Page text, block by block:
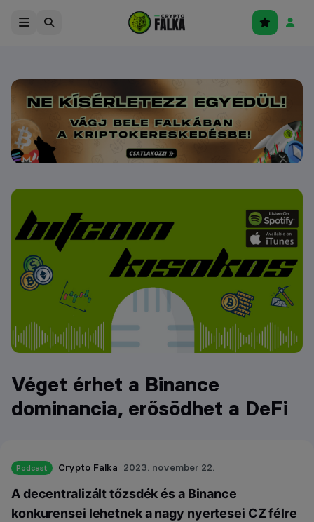
Véget érhet a Binance
dominancia, erősödhet a DeFi
Podcast Crypto Falka 2023. november 22.
A decentralizált tőzsdék és a Binance
konkurensei lehetnek a nagy nyertesei CZ félre